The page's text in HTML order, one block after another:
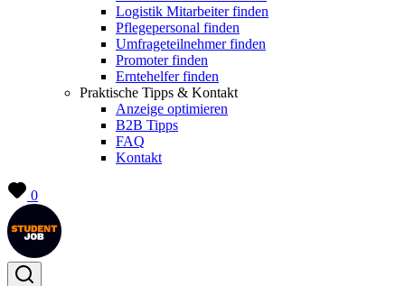
Logistik Mitarbeiter finden
Pflegepersonal finden
Umfrageteilnehmer finden
Promoter finden
Erntehelfer finden
Praktische Tipps & Kontakt
Anzeige optimieren
B2B Tipps
FAQ
Kontakt
0